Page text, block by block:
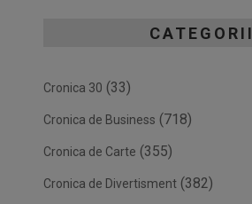
CATEGORII
Cronica 30 (33)
Cronica de Business (718)
Cronica de Carte (355)
Cronica de Divertisment (382)